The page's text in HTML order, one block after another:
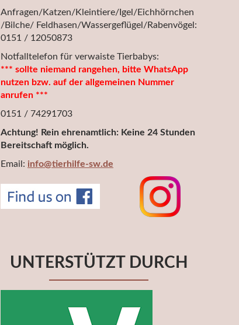
Anfragen/Katzen/Kleintiere/Igel/Eichhörnchen
/Bilche/ Feldhasen/Wassergeflügel/Rabenvögel:
0151 / 12050873
Notfalltelefon für verwaiste Tierbabys:
*** sollte niemand rangehen, bitte WhatsApp
nutzen bzw. auf der allgemeinen Nummer
anrufen ***
0151 / 74291703
Achtung! Rein ehrenamtlich: Keine 24 Stunden
Bereitschaft möglich.
Email: info@tierhilfe-sw.de
UNTERSTÜTZT DURCH